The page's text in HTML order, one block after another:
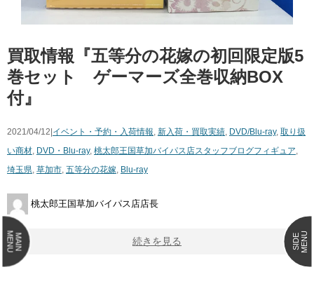
買取情報『五等分の花嫁の初回限定版5
巻セット ゲーマーズ全巻収納BOX
付』
2021/04/12| イベント・予約・入荷情報, 新入荷・買取実績, DVD/Blu-ray, 取り扱
い商材, DVD・Blu-ray, 桃太郎王国草加バイパス店スタッフブログフィギュア,
埼玉県, 草加市, 五等分の花嫁, Blu-ray
桃太郎王国草加バイパス店店長
続きを見る
MAIN
MENU SIDEMENU